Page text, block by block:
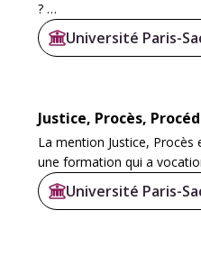
?
Le M1 donne accès à 6
aux thématiques suivantes :
Université Paris-
Justice, Procès,
La mention Justice,
une formation qui a
droit : juriste d'entreprise,
Université Paris-